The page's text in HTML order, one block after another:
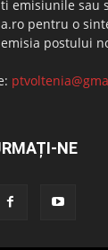
emisiunile sau
pentru o
postului
NE